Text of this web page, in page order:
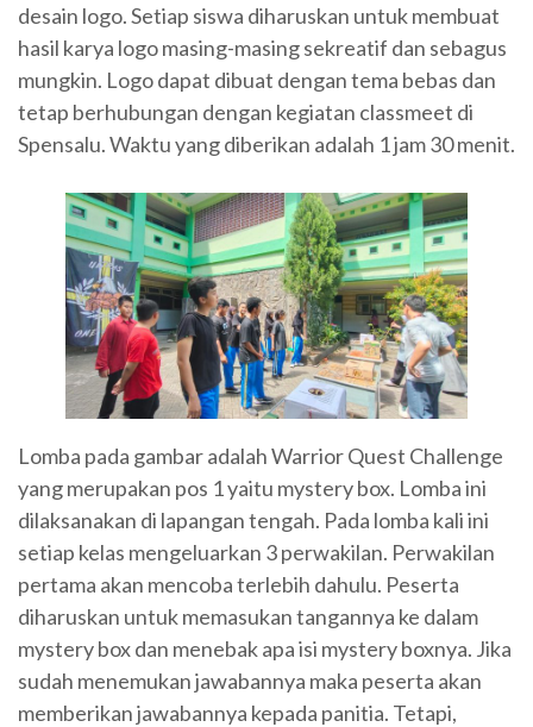
desain logo. Setiap siswa diharuskan untuk membuat
hasil karya logo masing-masing sekreatif dan sebagus
mungkin. Logo dapat dibuat dengan tema bebas dan
tetap berhubungan dengan kegiatan classmeet di
Spensalu. Waktu yang diberikan adalah 1 jam 30 menit.
Lomba pada gambar adalah Warrior Quest Challenge
yang merupakan pos 1 yaitu mystery box. Lomba ini
dilaksanakan di lapangan tengah. Pada lomba kali ini
setiap kelas mengeluarkan 3 perwakilan. Perwakilan
pertama akan mencoba terlebih dahulu. Peserta
diharuskan untuk memasukan tangannya ke dalam
mystery box dan menebak apa isi mystery boxnya. Jika
sudah menemukan jawabannya maka peserta akan
memberikan jawabannya kepada panitia. Tetapi,